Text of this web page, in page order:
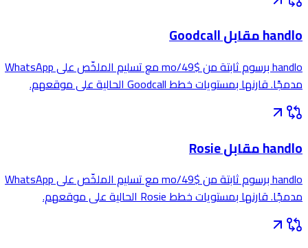
handlo مقابل Goodcall
handlo برسوم ثابتة من $49/mo مع تسليم الملخّص على WhatsApp
مدمجًا. قارنها بمستويات خطط Goodcall الحالية على موقعهم.
handlo مقابل Rosie
handlo برسوم ثابتة من $49/mo مع تسليم الملخّص على WhatsApp
مدمجًا. قارنها بمستويات خطط Rosie الحالية على موقعهم.